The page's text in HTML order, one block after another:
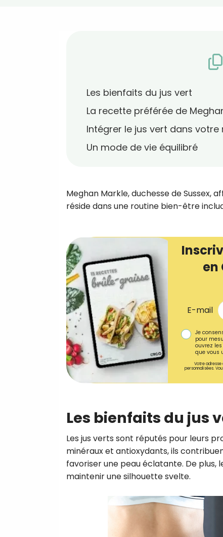
Les bienfaits du jus vert
La recette préférée de
Intégrer le jus vert dans votre
Un mode de vie équilibré
Meghan Markle, duchesse de Sussex,
réside dans une routine bien-être
en
E-mail
Je
pour
ouvrez
que vous
Votre adresse
personnalisées.
Les bienfaits du jus
Les jus verts sont réputés pour leurs
minéraux et antioxydants, ils
favoriser une peau éclatante. De plus,
maintenir une silhouette svelte.